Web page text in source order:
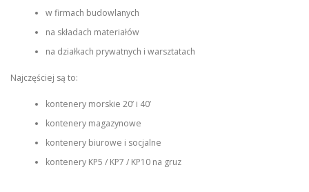
w firmach budowlanych
na składach materiałów
na działkach prywatnych i warsztatach
Najczęściej są to:
kontenery morskie 20’ i 40’
kontenery magazynowe
kontenery biurowe i socjalne
kontenery KP5 / KP7 / KP10 na gruz